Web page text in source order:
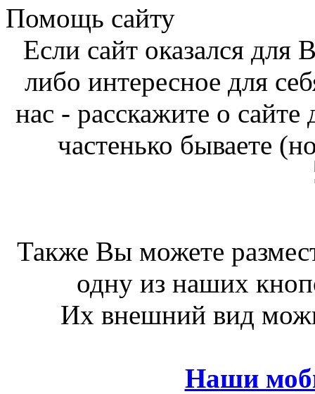
Помощь сайту
Если сайт оказался
либо интересное для
нас - расскажите о
частенько бываете
Также Вы можете
одну из наших
Их внешний вид
Наши